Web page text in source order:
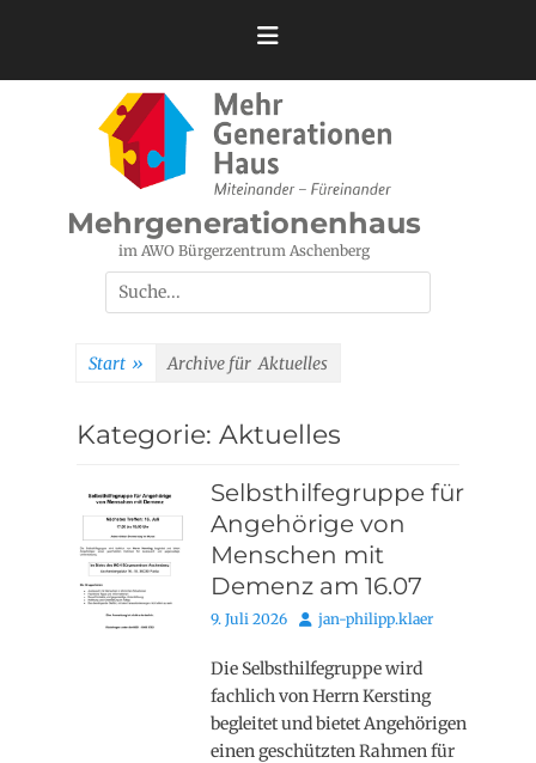
Mehrgenerationenhaus
im AWO Bürgerzentrum Aschenberg
Suchen
nach:
Start » Archive fürAktuelles
Kategorie: Aktuelles
Selbsthilfegruppe für
Angehörige von
Menschen mit
Demenz am 16.07
Posted
9. Juli 2026 Autorjan-philipp.klaer
Die Selbsthilfegruppe wird
fachlich von Herrn Kersting
begleitet und bietet Angehörigen
einen geschützten Rahmen für